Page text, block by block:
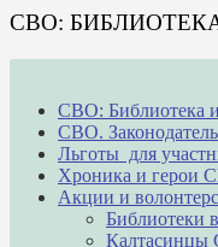
СВО:
СВО: Библиотека
СВО.
Льготы для
Хроника и герои
Акции и
Библиотеки
Калтасинцы